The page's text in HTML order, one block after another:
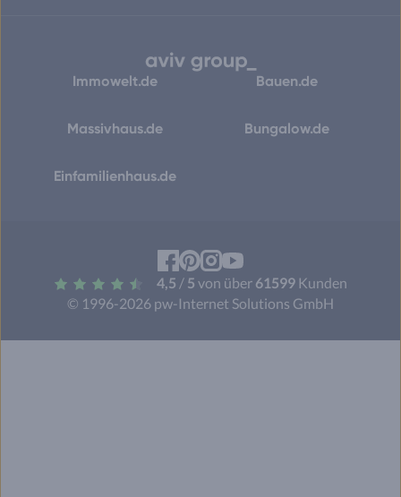
Immowelt.de Bauen.de
Massivhaus.de Bungalow.de
Einfamilienhaus.de
© 1996-2026 pw-Internet Solutions GmbH
4,5 / 5 von über 61599Kunden
Facebook
Pinterest
Instagram